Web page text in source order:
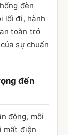
đèn
lối đi, hành
toàn trở
sự chuẩn
đến
động, mỗi
mất điện